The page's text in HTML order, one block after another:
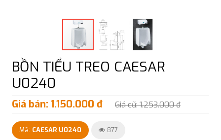
BỒN TIỂU TREO CAESAR
U0240
Giá bán: 1.150.000 đ Giá cũ: 1.253.000 đ
Mã: CAESAR U0240 877